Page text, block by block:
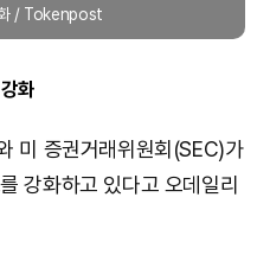
화 / Tokenpost
화
미 증권거래위원회(SEC)가
강화하고 있다고 오데일리